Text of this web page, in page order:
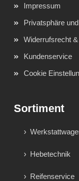
Impressum
Privatsphäre
Widerrufsrecht
Kundenservice
Cookie
Sortiment
Hebetechnik
Reifenservice